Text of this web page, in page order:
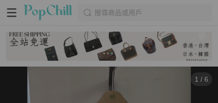
搜尋商品或用戶
1 / 6